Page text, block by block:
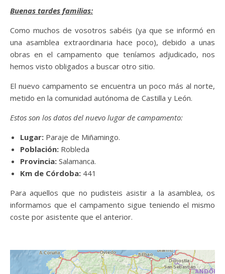
Buenas tardes familias:
Como muchos de vosotros sabéis (ya que se informó en
una asamblea extraordinaria hace poco), debido a unas
obras en el campamento que teníamos adjudicado, nos
hemos visto obligados a buscar otro sitio.
El nuevo campamento se encuentra un poco más al norte,
metido en la comunidad autónoma de Castilla y León.
Estos son los datos del nuevo lugar de campamento:
Lugar: Paraje de Miñamingo.
Población: Robleda
Provincia: Salamanca.
Km de Córdoba: 441
Para aquellos que no pudisteis asistir a la asamblea, os
informamos que el campamento sigue teniendo el mismo
coste por asistente que el anterior.